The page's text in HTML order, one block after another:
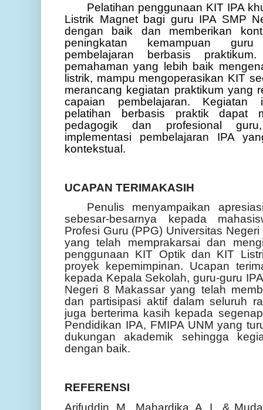
Pelatihan penggunaan KIT IPA
Listrik Magnet bagi guru IPA SMP
dengan baik dan memberikan
peningkatan kemampuan
pembelajaran berbasis
pemahaman yang lebih baik
listrik, mampu mengoperasikan KIT
merancang kegiatan praktikum yang
capaian pembelajaran. Kegiatan
pelatihan berbasis praktik dapat
pedagogik dan profesional
implementasi pembelajaran IPA
kontekstual.
UCAPAN TERIMAKASIH
Penulis menyampaikan
sebesar-besarnya kepada
Profesi Guru (PPG) Universitas
yang telah memprakarsai dan
penggunaan KIT Optik dan KIT
proyek kepemimpinan. Ucapan
kepada Kepala Sekolah, guru-guru
Negeri 8 Makassar yang telah
dan partisipasi aktif dalam seluruh
juga berterima kasih kepada
Pendidikan IPA, FMIPA UNM yang
dukungan akademik sehingga
dengan baik.
REFERENSI
Arifuddin, M., Mahardika, A. I., &